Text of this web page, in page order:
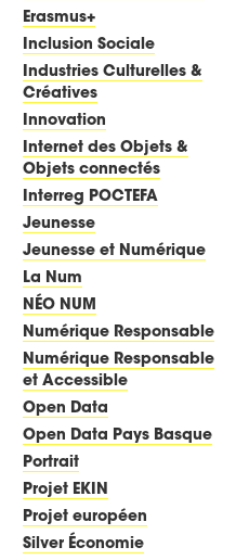
Erasmus+
Inclusion Sociale
Industries Culturelles &
Créatives
Innovation
Internet des Objets &
Objets connectés
Interreg POCTEFA
Jeunesse
Jeunesse et Numérique
La Num
NÉO NUM
Numérique Responsable
Numérique Responsable
et Accessible
Open Data
Open Data Pays Basque
Portrait
Projet EKIN
Projet européen
Silver Économie